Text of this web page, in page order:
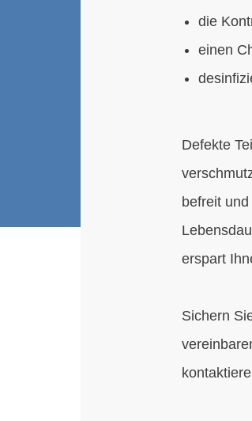
die
einen
Defekte
befreit
erspart
Sichern